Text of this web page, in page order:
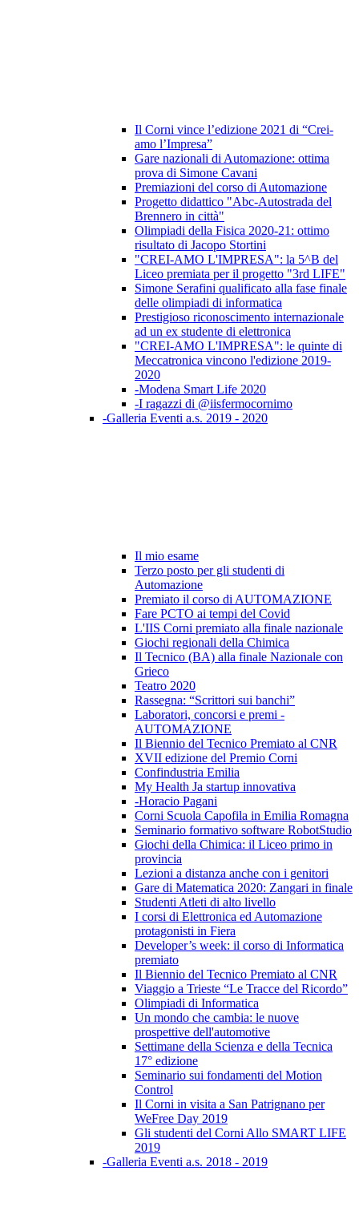
Il Corni vince l’edizione 2021 di “Crei-
amo l’Impresa”
Gare nazionali di Automazione: ottima
prova di Simone Cavani
Premiazioni del corso di Automazione
Progetto didattico "Abc-Autostrada del
Brennero in città"
Olimpiadi della Fisica 2020-21: ottimo
risultato di Jacopo Stortini
"CREI-AMO L'IMPRESA": la 5^B del
Liceo premiata per il progetto "3rd LIFE"
Simone Serafini qualificato alla fase finale
delle olimpiadi di informatica
Prestigioso riconoscimento internazionale
ad un ex studente di elettronica
"CREI-AMO L'IMPRESA": le quinte di
Meccatronica vincono l'edizione 2019-
2020
-Modena Smart Life 2020
-I ragazzi di @iisfermocornimo
-Galleria Eventi a.s. 2019 - 2020
Il mio esame
Terzo posto per gli studenti di
Automazione
Premiato il corso di AUTOMAZIONE
Fare PCTO ai tempi del Covid
L'IIS Corni premiato alla finale nazionale
Giochi regionali della Chimica
Il Tecnico (BA) alla finale Nazionale con
Grieco
Teatro 2020
Rassegna: “Scrittori sui banchi”
Laboratori, concorsi e premi -
AUTOMAZIONE
Il Biennio del Tecnico Premiato al CNR
XVII edizione del Premio Corni
Confindustria Emilia
My Health Ja startup innovativa
-Horacio Pagani
Corni Scuola Capofila in Emilia Romagna
Seminario formativo software RobotStudio
Giochi della Chimica: il Liceo primo in
provincia
Lezioni a distanza anche con i genitori
Gare di Matematica 2020: Zangari in finale
Studenti Atleti di alto livello
I corsi di Elettronica ed Automazione
protagonisti in Fiera
Developer’s week: il corso di Informatica
premiato
Il Biennio del Tecnico Premiato al CNR
Viaggio a Trieste “Le Tracce del Ricordo”
Olimpiadi di Informatica
Un mondo che cambia: le nuove
prospettive dell'automotive
Settimane della Scienza e della Tecnica
17° edizione
Seminario sui fondamenti del Motion
Control
Il Corni in visita a San Patrignano per
WeFree Day 2019
Gli studenti del Corni Allo SMART LIFE
2019
-Galleria Eventi a.s. 2018 - 2019